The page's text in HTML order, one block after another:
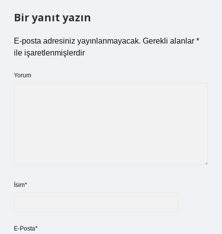
Bir yanıt yazın
E-posta adresiniz yayınlanmayacak. Gerekli alanlar *
ile işaretlenmişlerdir
Yorum
İsim*
E-Posta*